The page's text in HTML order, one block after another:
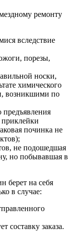
ремонту
вследствие
порезы,
носки,
химического
возникшими по
предъявления
починка не
не подошедшая
но побывавшая в
берет на себя
в случае:
составку заказа.